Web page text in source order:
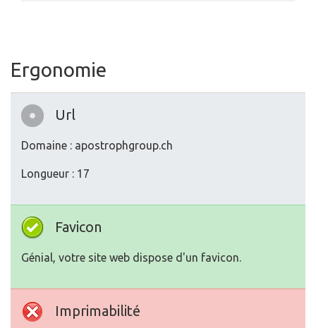
Ergonomie
Url
Domaine : apostrophgroup.ch
Longueur : 17
Favicon
Génial, votre site web dispose d'un favicon.
Imprimabilité